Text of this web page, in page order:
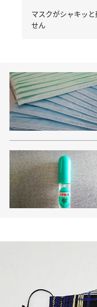
マスクがシャキッ
せん